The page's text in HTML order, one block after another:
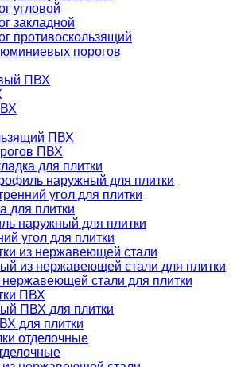
угловой
закладной
противоскользящий
порогов
ПВХ
ПВХ
ПВХ
для плитки
наружный для плитки
угол для плитки
для плитки
наружный для плитки
угол для плитки
из нержавеющей стали
из нержавеющей стали для плитки
нержавеющей стали для плитки
ПВХ
ПВХ для плитки
для плитки
отделочные